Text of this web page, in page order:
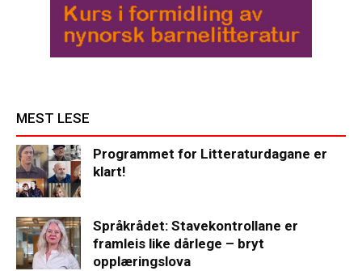
MEST LESE
Programmet for Litteraturdagane er
klart!
Språkrådet: Stavekontrollane er
framleis like dårlege – bryt
opplæringslova